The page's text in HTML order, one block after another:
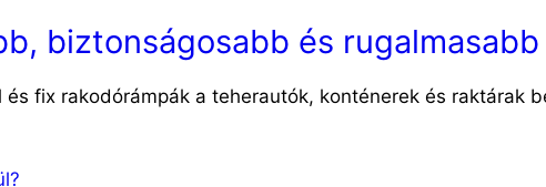
biztonságosabb és
fix rakodórámpák a teherautók, konténerek és raktárak